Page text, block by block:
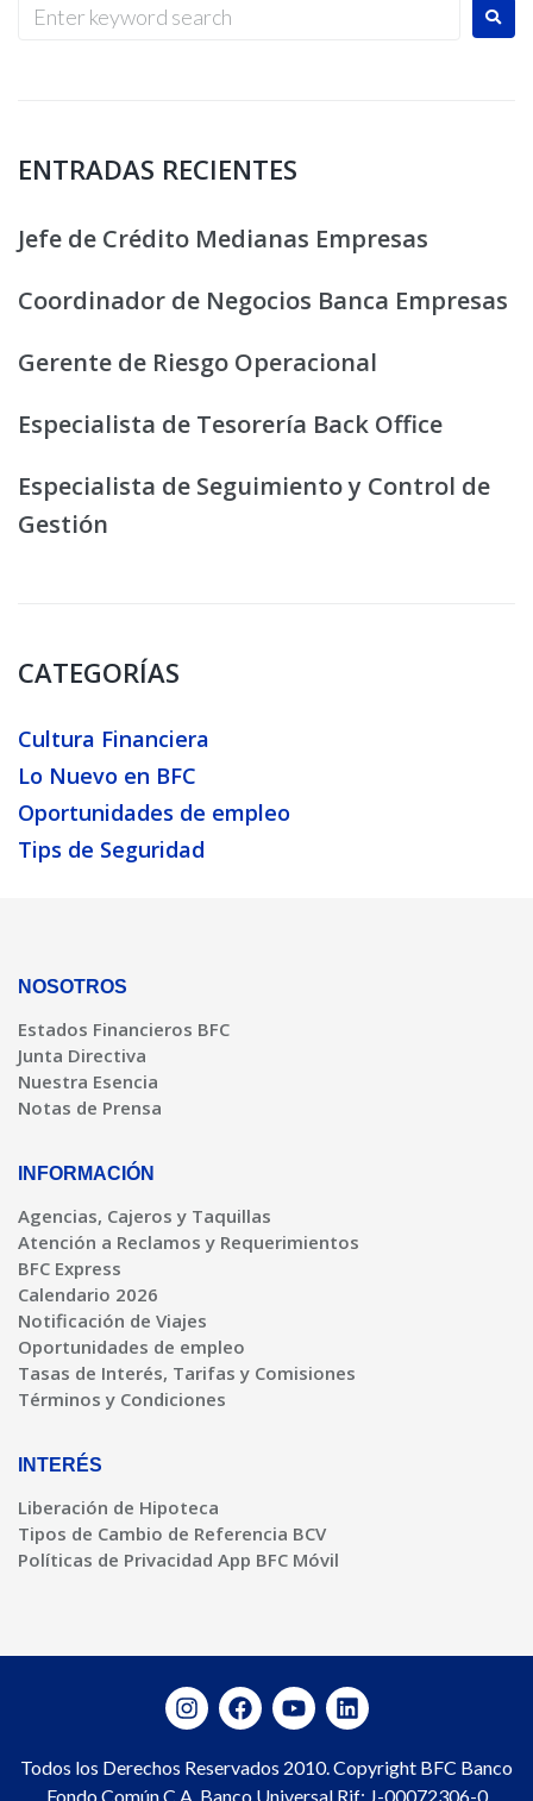
ENTRADAS RECIENTES
Jefe de Crédito Medianas Empresas
Coordinador de Negocios Banca Empresas
Gerente de Riesgo Operacional
Especialista de Tesorería Back Office
Especialista de Seguimiento y Control de
Gestión
CATEGORÍAS
Cultura Financiera
Lo Nuevo en BFC
Oportunidades de empleo
Tips de Seguridad
NOSOTROS
Estados Financieros BFC
Junta Directiva
Nuestra Esencia
Notas de Prensa
INFORMACIÓN
Agencias, Cajeros y Taquillas
Atención a Reclamos y Requerimientos
BFC Express
Calendario 2026
Notificación de Viajes
Oportunidades de empleo
Tasas de Interés, Tarifas y Comisiones
Términos y Condiciones
INTERÉS
Liberación de Hipoteca
Tipos de Cambio de Referencia BCV
Políticas de Privacidad App BFC Móvil
Todos los Derechos Reservados 2010. Copyright BFC Banco
Fondo Común C.A. Banco Universal Rif: J-00072306-0